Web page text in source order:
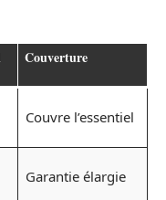
Couverture
Couvre l’essentiel
Garantie élargie